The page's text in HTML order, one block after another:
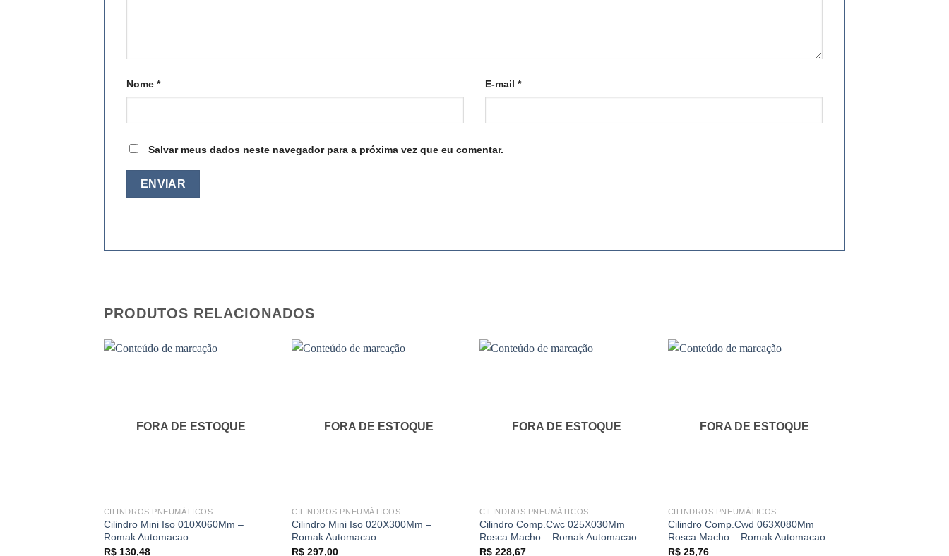
Nome * E-mail *
Salvar meus dados neste navegador para a próxima vez que eu comentar.
PRODUTOS RELACIONADOS
FORA DE ESTOQUE
CILINDROS PNEUMÁTICOS
Cilindro Mini Iso 010X060Mm –
Romak Automacao
R$130,48
FORA DE ESTOQUE
CILINDROS PNEUMÁTICOS
Cilindro Mini Iso 020X300Mm –
Romak Automacao
R$ 297,00
FORA DE ESTOQUE
CILINDROS PNEUMÁTICOS
Cilindro Comp.Cwc 025X030Mm
Rosca Macho – Romak Automacao
R$ 228,67
FORA DE ESTOQUE
CILINDROS PNEUMÁTICOS
Cilindro Comp.Cwd 063X080Mm
Rosca Macho – Romak Automacao
R$25,76